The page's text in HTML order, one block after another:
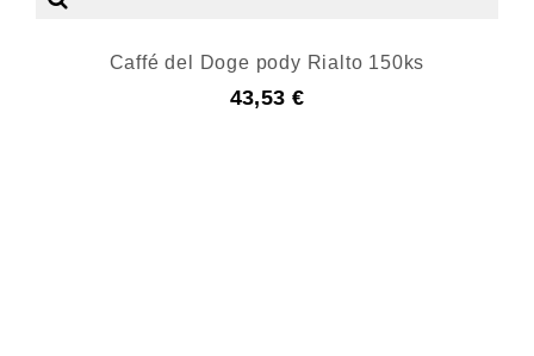
Caffé del Doge pody Rialto 150ks
43,53 €